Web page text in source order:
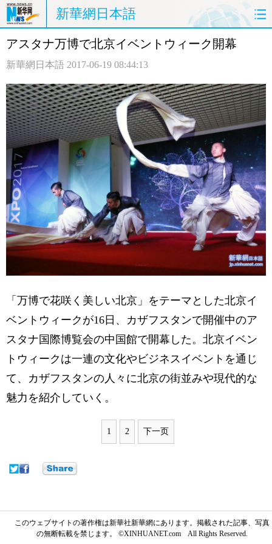
新華網日本語
ホームページ 政治 経済
観光 評論 写真
中日対訳
アスタナ万博で北京イベントウィーク開幕
新華網日本語 2017-06-19 08:44:13
「万博で花咲く美しい北京」をテーマとした北京イ
ベントウィークが16日、カザフスタンで開催中のア
スタナ国際博覧会の中国館で開幕した。北京イベン
トウィークは一連の文化やビジネスイベントを通じ
て、カザフスタンの人々に北京の街並みや現代的な
魅力を紹介していく。
1 2 下一页
このウェブサイトの著作権は新華社新華網にあります。掲載された記事、写真
の無断転載を禁じます。 ©XINHUANET.com All Rights Reserved.